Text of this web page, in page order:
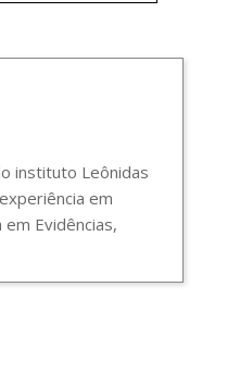
instituto Leônidas
em
Evidências,